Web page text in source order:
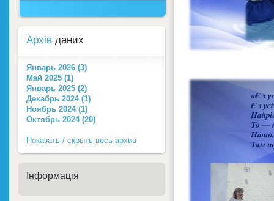
Архів даних
Январь 2026 (3)
Май 2025 (1)
Январь 2025 (2)
Декабрь 2024 (1)
Ноябрь 2024 (1)
Октябрь 2024 (20)
Показать / скрыть весь архив
Інформація